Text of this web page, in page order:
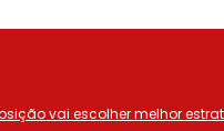
vai escolher melhor